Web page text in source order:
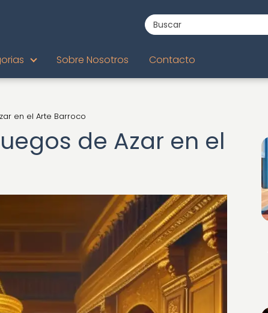
Sobre Nosotros Contacto
en el Arte Barroco
de Azar en el